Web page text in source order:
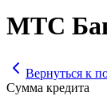
МТС
Вернуться к
Сумма кредита